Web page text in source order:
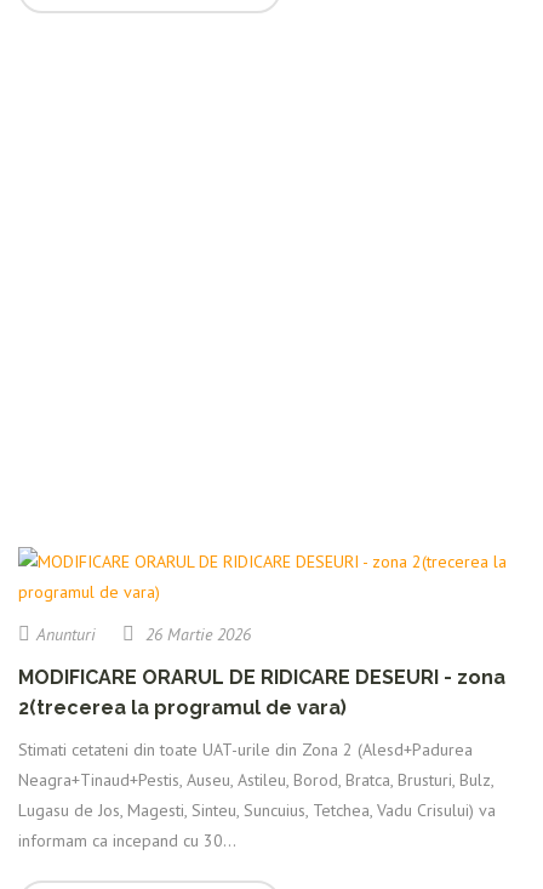
Anunturi 26 Martie 2026
MODIFICARE ORARUL DE RIDICARE DESEURI - zona
2(trecerea la programul de vara)
Stimati cetateni din toate UAT-urile din Zona 2 (Alesd+Padurea
Neagra+Tinaud+Pestis, Auseu, Astileu, Borod, Bratca, Brusturi, Bulz,
Lugasu de Jos, Magesti, Sinteu, Suncuius, Tetchea, Vadu Crisului) va
informam ca incepand cu 30...